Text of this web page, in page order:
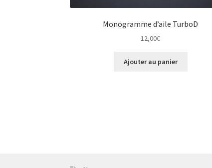
Monogramme d’aile TurboD
12,00€
Ajouter au panier